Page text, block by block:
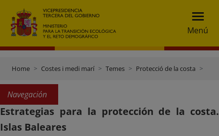
Menú
Home Costes i medi marí Temes Protecció de la costa
Navegación
Estrategias para la protección de la costa.
Islas Baleares